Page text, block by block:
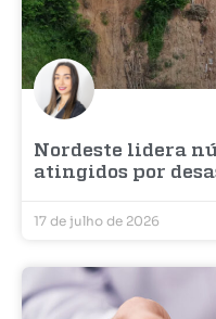
Nordeste lidera
atingidos por
17 de julho de 2026